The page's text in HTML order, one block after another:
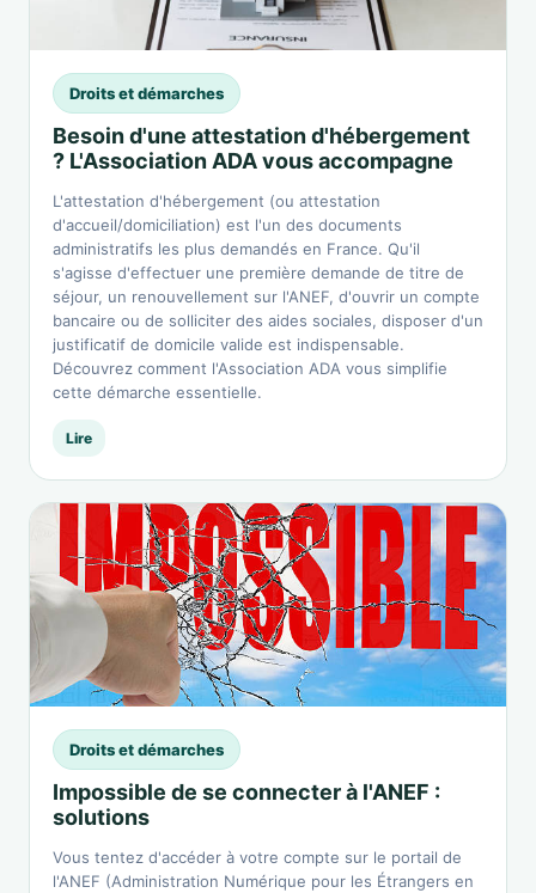
Droits et démarches
Besoin d'une attestation d'hébergement
? L'Association ADA vous accompagne
L'attestation d'hébergement (ou attestation
d'accueil/domiciliation) est l'un des documents
administratifs les plus demandés en France. Qu'il
s'agisse d'effectuer une première demande de titre de
séjour, un renouvellement sur l'ANEF, d'ouvrir un compte
bancaire ou de solliciter des aides sociales, disposer d'un
justificatif de domicile valide est indispensable.
Découvrez comment l'Association ADA vous simplifie
cette démarche essentielle.
Lire
Droits et démarches
Impossible de se connecter à l'ANEF :
solutions
Vous tentez d'accéder à votre compte sur le portail de
l'ANEF (Administration Numérique pour les Étrangers en